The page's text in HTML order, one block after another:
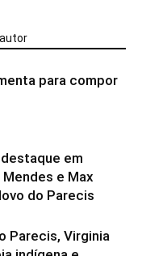
para compor
em
e Max
do Parecis
Parecis, Virginia